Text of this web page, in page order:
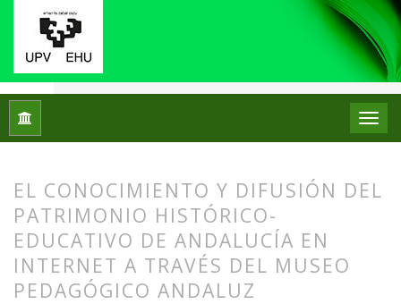
Inicio
EL CONOCIMIENTO Y DIFUSIÓN DEL
PATRIMONIO HISTÓRICO-
EDUCATIVO DE ANDALUCÍA EN
INTERNET A TRAVÉS DEL MUSEO
PEDAGÓGICO ANDALUZ